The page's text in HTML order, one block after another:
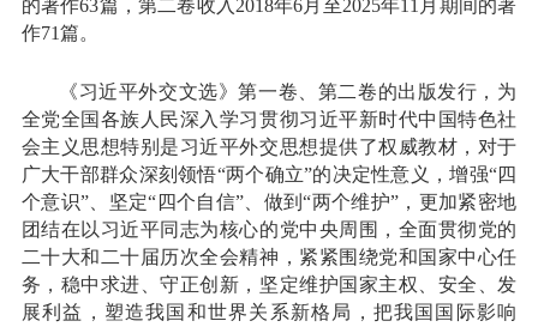
的著作63篇，第二卷收入2018年6月至2025年11月期间的著
作71篇。
《习近平外交文选》第一卷、第二卷的出版发行，为
全党全国各族人民深入学习贯彻习近平新时代中国特色社
会主义思想特别是习近平外交思想提供了权威教材，对于
广大干部群众深刻领悟“两个确立”的决定性意义，增强“四
个意识”、坚定“四个自信”、做到“两个维护”，更加紧密地
团结在以习近平同志为核心的党中央周围，全面贯彻党的
二十大和二十届历次全会精神，紧紧围绕党和国家中心任
务，稳中求进、守正创新，坚定维护国家主权、安全、发
展利益，塑造我国和世界关系新格局，把我国国际影响